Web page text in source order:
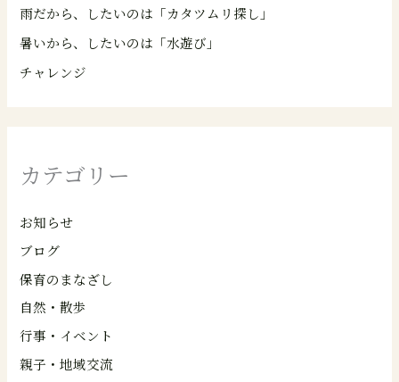
雨だから、したいのは「カタツムリ探し」
暑いから、したいのは「水遊び」
チャレンジ
カテゴリー
お知らせ
ブログ
保育のまなざし
自然・散歩
行事・イベント
親子・地域交流